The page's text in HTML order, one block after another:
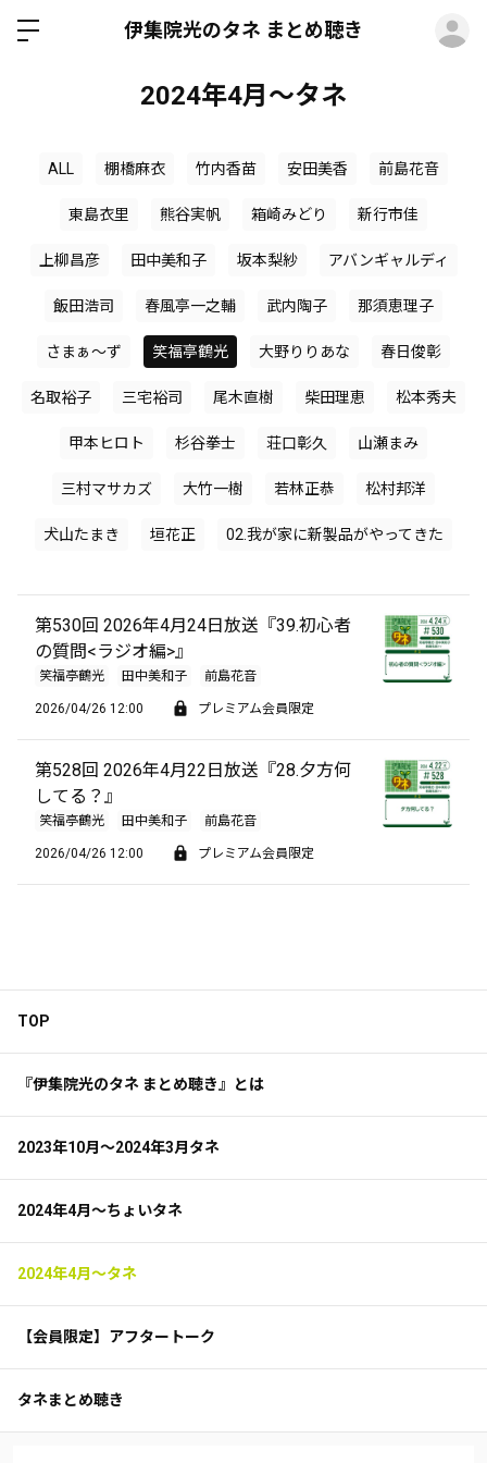
伊集院光のタネ まとめ聴き
2024年4月～タネ
ALL 棚橋麻衣 竹内香苗 安田美香 前島花音
東島衣里 熊谷実帆 箱崎みどり 新行市佳
上柳昌彦 田中美和子 坂本梨紗 アバンギャルディ
飯田浩司 春風亭一之輔 武内陶子 那須恵理子
さまぁ～ず 笑福亭鶴光 大野りりあな 春日俊彰
名取裕子 三宅裕司 尾木直樹 柴田理恵 松本秀夫
甲本ヒロト 杉谷拳士 荘口彰久 山瀬まみ
三村マサカズ 大竹一樹 若林正恭 松村邦洋
犬山たまき 垣花正 02.我が家に新製品がやってきた
第530回 2026年4月24日放送『39.初心者
の質問<ラジオ編>』
笑福亭鶴光 田中美和子 前島花音
2026/04/26 12:00 プレミアム会員限定
第528回 2026年4月22日放送『28.夕方何
してる？』
笑福亭鶴光 田中美和子 前島花音
2026/04/26 12:00 プレミアム会員限定
TOP
『伊集院光のタネ まとめ聴き』とは
2023年10月～2024年3月タネ
2024年4月～ちょいタネ
2024年4月～タネ
【会員限定】アフタートーク
タネまとめ聴き